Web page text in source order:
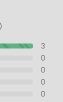
3
0
0
0
0